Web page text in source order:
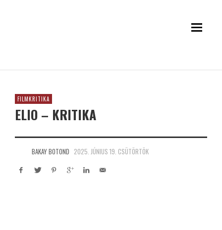
FILMKRITIKA
ELIO – KRITIKA
BAKAY BOTOND 2025. JÚNIUS 19. CSÜTÖRTÖK